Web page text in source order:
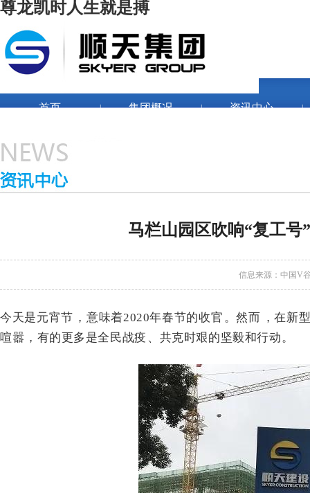
尊龙凯时人生就是搏
首页 | 集团概况 | 资讯中心 |
马栏山园区吹响“复工
信息来源： 中国V
今天是元宵节 ，意味着2020年春节的收官 。然而，
喧嚣 ，有的更多是全民战疫、共克时艰的坚毅和行动。